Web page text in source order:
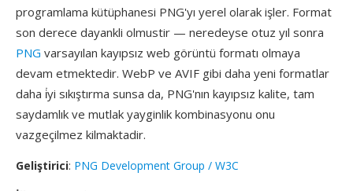
programlama kütüphanesi PNG'yı yerel olarak işler. Format
son derece dayankli olmustir — neredeyse otuz yıl sonra
PNG varsayılan kayıpsız web görüntü formatı olmaya
devam etmektedir. WebP ve AVIF gibi daha yeni formatlar
daha i̇yi sıkıştırma sunsa da, PNG'nın kayıpsız kalite, tam
saydamlık ve mutlak yayginlik kombinasyonu onu
vazgeçilmez kilmaktadir.
Geliştirici: PNG Development Group / W3C